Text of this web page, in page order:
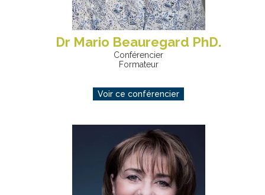
Dr Mario Beauregard PhD.
Conférencier
Formateur
Voir ce conférencier